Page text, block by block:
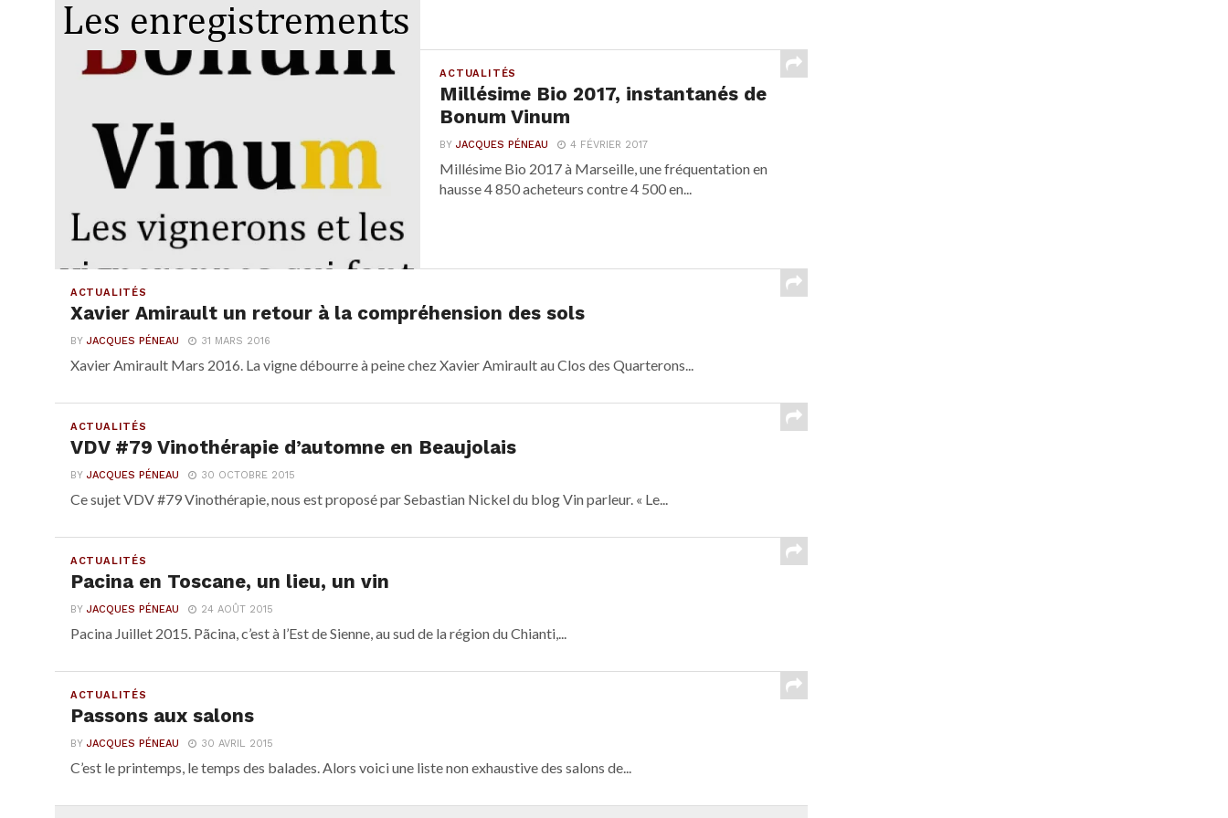
ACTUALITÉS
Millésime Bio 2017, instantanés de
Bonum Vinum
BYJACQUES PÉNEAU 4 FÉVRIER 2017
Millésime Bio 2017 à Marseille, une fréquentation en
hausse 4 850 acheteurs contre 4 500 en...
ACTUALITÉS
Xavier Amirault un retour à la compréhension des sols
BY JACQUES PÉNEAU 31 MARS 2016
Xavier Amirault Mars 2016. La vigne débourre à peine chez Xavier Amirault au Clos des Quarterons...
ACTUALITÉS
VDV #79 Vinothérapie d’automne en Beaujolais
BY JACQUES PÉNEAU 30 OCTOBRE 2015
Ce sujet VDV #79 Vinothérapie, nous est proposé par Sebastian Nickel du blog Vin parleur. « Le...
ACTUALITÉS
Pacina en Toscane, un lieu, un vin
BY JACQUES PÉNEAU 24 AOÛT 2015
Pacina Juillet 2015. Pãcina, c’est à l’Est de Sienne, au sud de la région du Chianti,...
ACTUALITÉS
Passons aux salons
BY JACQUES PÉNEAU 30 AVRIL 2015
C’est le printemps, le temps des balades. Alors voici une liste non exhaustive des salons de...